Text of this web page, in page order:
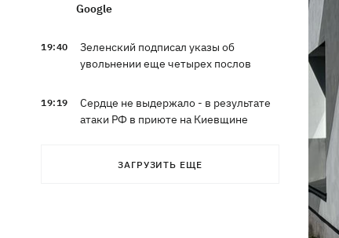
Google
19:40
Зеленский подписал указы об
увольнении еще четырех послов
19:19
Сердце не выдержало - в результате
атаки РФ в приюте на Киевщине
ЗАГРУЗИТЬ ЕЩЕ